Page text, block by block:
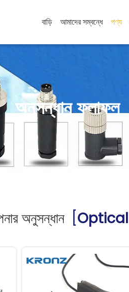
বাড়ি আমাদের সম্বন্ধে পণ্য
অনুসন্ধান ফলাফল
অনুসন্ধান